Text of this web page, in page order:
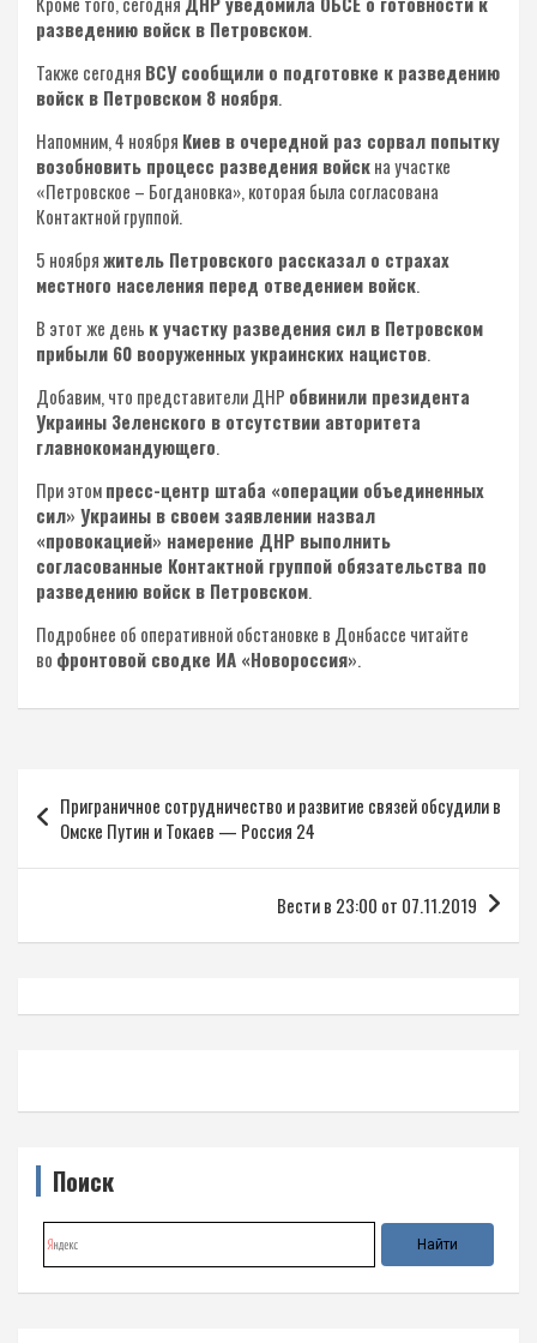
разведению войск в Петровском.
Также сегодня ВСУ сообщили о подготовке к разведению
войск в Петровском 8 ноября.
Напомним, 4 ноября Киев в очередной раз сорвал попытку
возобновить процесс разведения войскна участке
«Петровское – Богдановка», которая была согласована
Контактной группой.
5 ноябряжитель Петровского рассказал о страхах
местного населения перед отведением войск.
В этот же день к участку разведения сил в Петровском
прибыли 60 вооруженных украинских нацистов.
Добавим, что представители ДНР обвинили президента
Украины Зеленского в отсутствии авторитета
главнокомандующего.
При этомпресс-центр штаба «операции объединенных
сил» Украины в своем заявлении назвал
«провокацией» намерение ДНР выполнить
согласованные Контактной группой обязательства по
разведению войск в Петровском.
Подробнее об оперативной обстановке в Донбассе читайте
во фронтовой сводке ИА «Новороссия».
по
записям
Приграничное сотрудничество и развитие связей обсудили в
Омске Путин и Токаев — Россия 24
Вести в 23:00 от 07.11.2019
Поиск